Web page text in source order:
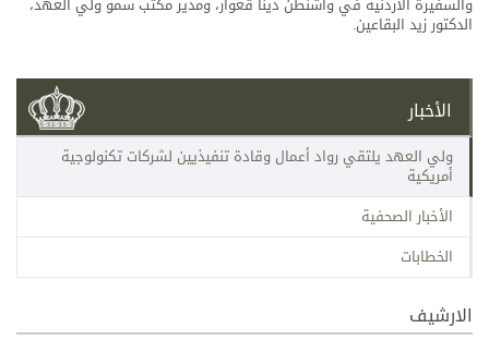
الدكتور زيد البقاعين.
الأخبار
ولي العهد يلتقي رواد أعمال وقادة تنفيذيين لشركات تكنولوجية
أمريكية
الأخبار الصحفية
الخطابات
الارشيف